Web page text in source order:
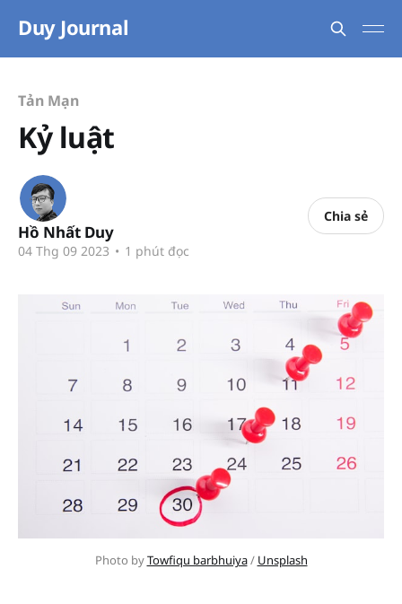
Duy Journal
Tản Mạn
Kỷ luật
Hồ Nhất Duy
04 Thg 09 2023 • 1 phút đọc
Chia sẻ
Photo by Towfiqu barbhuiya / Unsplash